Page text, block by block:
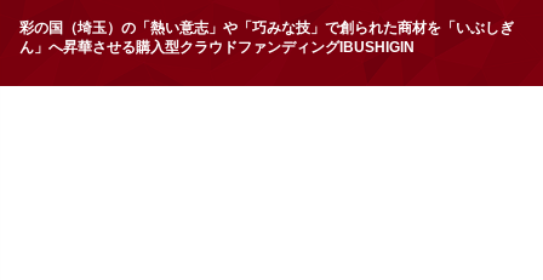
彩の国（埼玉）の「熱い意志」や「巧みな技」で創られた商材を「いぶしぎ
ん」へ昇華させる購入型クラウドファンディングIBUSHIGIN